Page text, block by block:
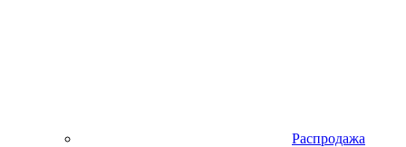
Распродажа